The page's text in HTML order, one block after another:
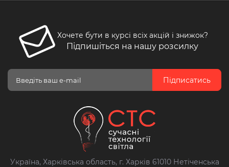
Хочете бути в курсі всіх акцій і знижок?
Підпишіться на нашу розсилку
Підписатись
Україна, Харківська область, г. Харків 61010 Нетіченська